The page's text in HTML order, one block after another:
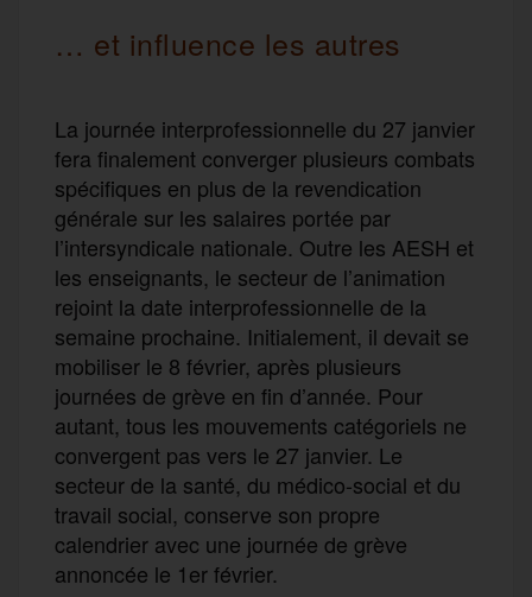
… et influence les autres
La journée interprofessionnelle du 27 janvier
fera finalement converger plusieurs combats
spécifiques en plus de la revendication
générale sur les salaires portée par
l’intersyndicale nationale. Outre les AESH et
les enseignants, le secteur de l’animation
rejoint la date interprofessionnelle de la
semaine prochaine. Initialement, il devait se
mobiliser le 8 février, après plusieurs
journées de grève en fin d’année. Pour
autant, tous les mouvements catégoriels ne
convergent pas vers le 27 janvier. Le
secteur de la santé, du médico-social et du
travail social, conserve son propre
calendrier avec une journée de grève
annoncée le 1er février.